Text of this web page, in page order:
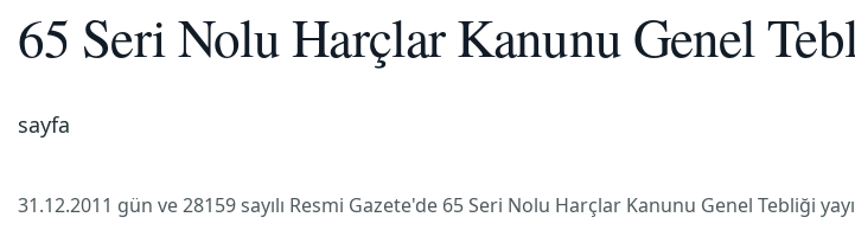
65 Seri Nolu Harçlar Kanunu Genel
sayfa
31.12.2011 gün ve 28159 sayılı Resmi Gazete'de 65 Seri Nolu Harçlar Kanunu Genel Tebliği